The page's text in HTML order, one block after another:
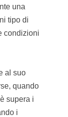
una
tipo di
condizioni
al suo
quando
supera i
i